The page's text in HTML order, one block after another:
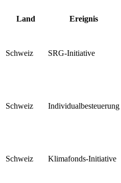
Land Ereignis
Schweiz SRG-Initiative
Schweiz Individualbesteuerung
Schweiz Klimafonds-Initiative